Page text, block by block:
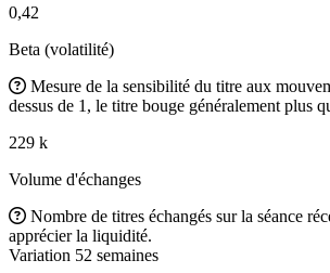
0,42
Beta (volatilité)
Mesure de la sensibilité du titre aux
dessus de 1, le titre bouge généralement plus
229 k
Volume d'échanges
Nombre de titres échangés sur la séance
apprécier la liquidité.
Variation 52 semaines